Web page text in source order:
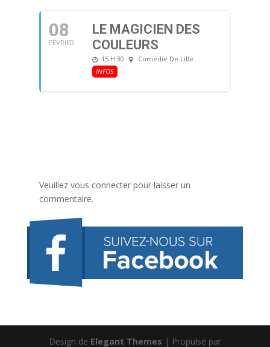
08
FÉVRIER
LE MAGICIEN DES
COULEURS
15 H 30
Comédie De Lille
INFOS
Veuillez vous connecter pour laisser un
commentaire.
Design de Elegant Themes | Propulsé par